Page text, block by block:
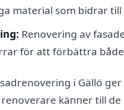
material som bidrar
Renovering av
för att förbättra
i Gällö
känner till